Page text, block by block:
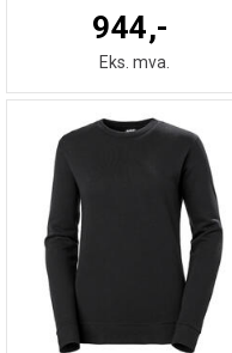
944,-
Eks. mva.